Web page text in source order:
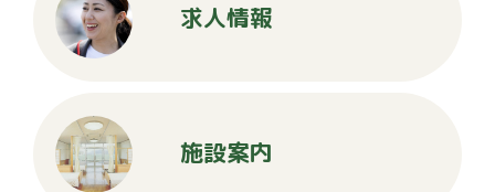
求人情報
施設案内